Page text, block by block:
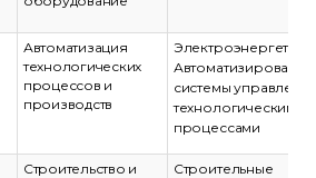
Автоматизация
технологических
процессов и
производств
Электроэнергетика.
системы
технологическими
процессами
Строительство и
Строительные